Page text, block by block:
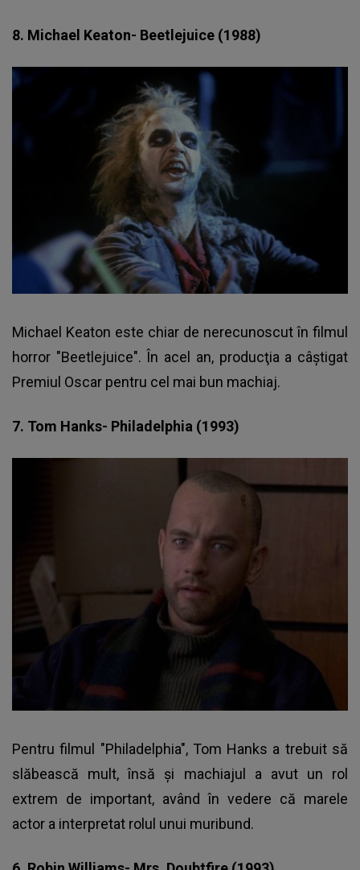
8. Michael Keaton- Beetlejuice (1988)
Michael Keaton este chiar de nerecunoscut în filmul
horror "Beetlejuice". În acel an, producţia a câştigat
Premiul Oscar pentru cel mai bun machiaj.
7. Tom Hanks- Philadelphia (1993)
Pentru filmul "Philadelphia", Tom Hanks a trebuit să
slăbească mult, însă şi machiajul a avut un rol
extrem de important, având în vedere că marele
actor a interpretat rolul unui muribund.